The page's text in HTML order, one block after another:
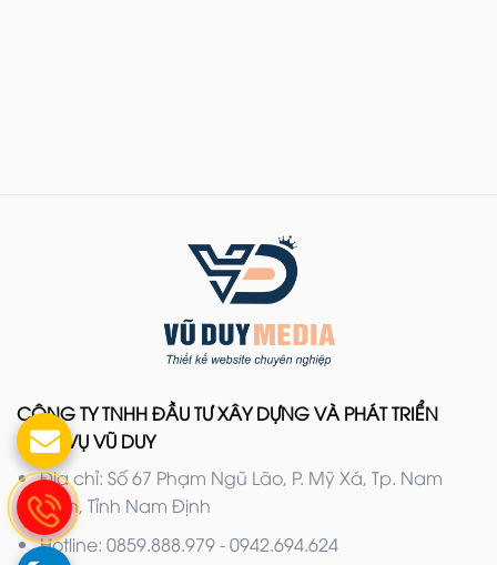
CÔNG TY TNHH ĐẦU TƯ XÂY DỰNG VÀ PHÁT TRIỂN
DỊCH VỤ VŨ DUY
Địa chỉ: Số 67 Phạm Ngũ Lão, P. Mỹ Xá, Tp. Nam
Định, Tỉnh Nam Định
Hotline: 0859.888.979 - 0942.694.624